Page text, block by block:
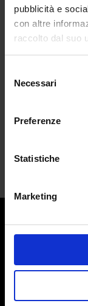
pubblicità e
con altre
raccolto dal suo
delNecessari
Preferenze
Statistiche
Marketing
Leon
della
da
Logo ADLMag